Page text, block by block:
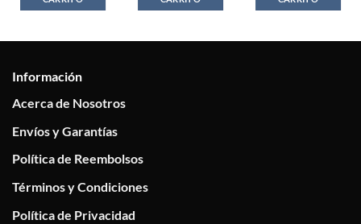
Información
Acerca de Nosotros
Envíos y Garantías
Política de Reembolsos
Términos y Condiciones
Política de Privacidad